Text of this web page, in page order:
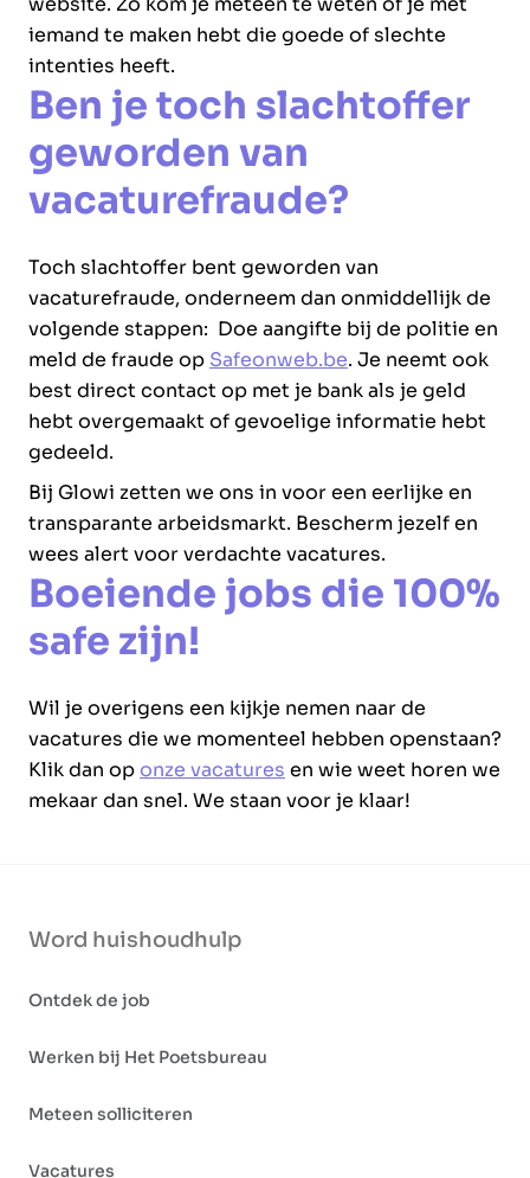
iemand te maken hebt die goede of slechte
intenties heeft.
Ben je toch slachtoffer
geworden van
vacaturefraude?
Toch slachtoffer bent geworden van
vacaturefraude, onderneem dan onmiddellijk de
volgende stappen: Doe aangifte bij de politie en
meld de fraude op Safeonweb.be. Je neemt ook
best direct contact op met je bank als je geld
hebt overgemaakt of gevoelige informatie hebt
gedeeld.
Bij Glowi zetten we ons in voor een eerlijke en
transparante arbeidsmarkt. Bescherm jezelf en
wees alert voor verdachte vacatures.
Boeiende jobs die 100%
safe zijn!
Wil je overigens een kijkje nemen naar de
vacatures die we momenteel hebben openstaan?
Klik dan op onze vacatures en wie weet horen we
mekaar dan snel. We staan voor je klaar!
Word huishoudhulp
Ontdek de job
Werken bij Het Poetsbureau
Meteen solliciteren
Vacatures